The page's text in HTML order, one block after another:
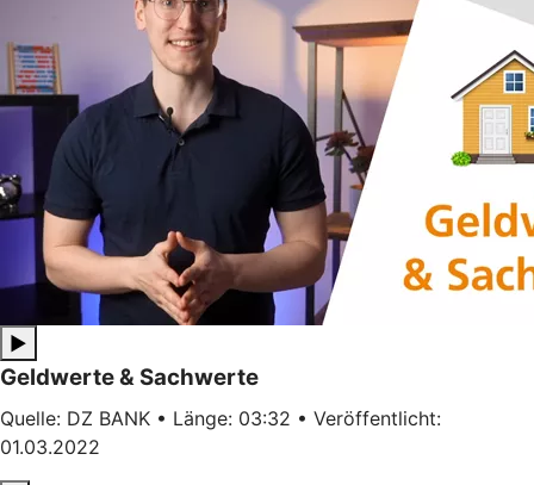
▶
Geldwerte & Sachwerte
Quelle: DZ BANK • Länge: 03:32 • Veröffentlicht:
01.03.2022